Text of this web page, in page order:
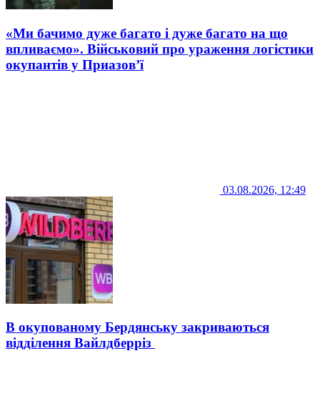
«Ми бачимо дуже багато і дуже багато на що
впливаємо». Військовий про ураження логістики
окупантів у Приазов’ї
03.08.2026, 12:49
В окупованому Бердянську закриваються
відділення Вайлдберріз